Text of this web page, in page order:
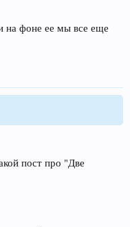
на фоне ее мы все еще
пост про "Две